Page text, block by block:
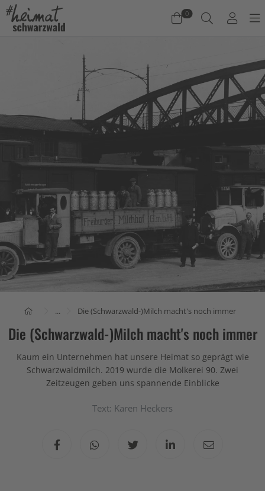
0
Es befinden sich keine Produkte im Warenkorb.
Jetzt einkaufen
... Die (Schwarzwald-)Milch macht's noch immer
Die (Schwarzwald-)Milch macht's noch immer
Kaum ein Unternehmen hat unsere Heimat so geprägt wie
Schwarzwaldmilch. 2019 wurde die Molkerei 90. Zwei
Zeitzeugen geben uns spannende Einblicke
Text: Karen Heckers